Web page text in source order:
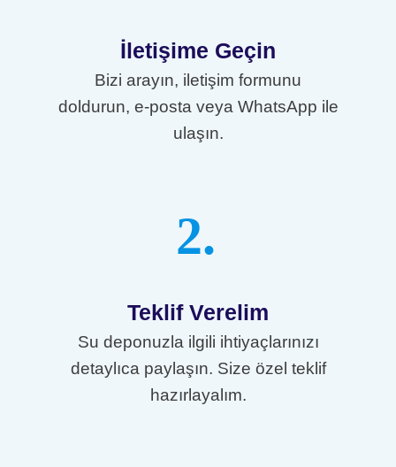
İletişime Geçin
Bizi arayın, iletişim formunu
doldurun, e-posta veya WhatsApp ile
ulaşın.
2.
Teklif Verelim
Su deponuzla ilgili ihtiyaçlarınızı
detaylıca paylaşın. Size özel teklif
hazırlayalım.